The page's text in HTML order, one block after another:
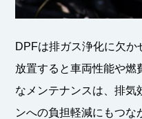
DPFは排ガス浄化に欠か
放置すると車両性能や燃
なメンテナンスは、排気
ンへの負担軽減にもつな